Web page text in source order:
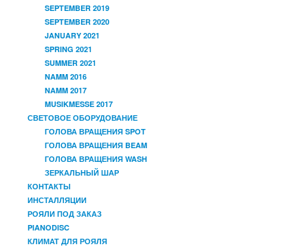
SEPTEMBER 2019
SEPTEMBER 2020
JANUARY 2021
SPRING 2021
SUMMER 2021
NAMM 2016
NAMM 2017
MUSIKMESSE 2017
СВЕТОВОЕ ОБОРУДОВАНИЕ
ГОЛОВА ВРАЩЕНИЯ SPOT
ГОЛОВА ВРАЩЕНИЯ BEAM
ГОЛОВА ВРАЩЕНИЯ WASH
ЗЕРКАЛЬНЫЙ ШАР
КОНТАКТЫ
ИНСТАЛЛЯЦИИ
РОЯЛИ ПОД ЗАКАЗ
PIANODISC
КЛИМАТ ДЛЯ РОЯЛЯ